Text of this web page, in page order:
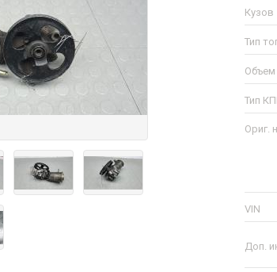
Кузов
Тип
Объем
Тип
Ориг.
VIN
Доп.